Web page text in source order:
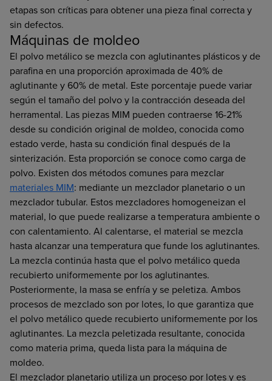
etapas son críticas para obtener una pieza final correcta y
sin defectos.
Máquinas de moldeo
El polvo metálico se mezcla con aglutinantes plásticos y de
parafina en una proporción aproximada de 40% de
aglutinante y 60% de metal. Este porcentaje puede variar
según el tamaño del polvo y la contracción deseada del
herramental. Las piezas MIM pueden contraerse 16-21%
desde su condición original de moldeo, conocida como
estado verde, hasta su condición final después de la
sinterización. Esta proporción se conoce como carga de
polvo. Existen dos métodos comunes para mezclar
materiales MIM: mediante un mezclador planetario o un
mezclador tubular. Estos mezcladores homogeneizan el
material, lo que puede realizarse a temperatura ambiente o
con calentamiento. Al calentarse, el material se mezcla
hasta alcanzar una temperatura que funde los aglutinantes.
La mezcla continúa hasta que el polvo metálico queda
recubierto uniformemente por los aglutinantes.
Posteriormente, la masa se enfría y se peletiza. Ambos
procesos de mezclado son por lotes, lo que garantiza que
el polvo metálico quede recubierto uniformemente por los
aglutinantes. La mezcla peletizada resultante, conocida
como materia prima, queda lista para la máquina de
moldeo.
El mezclador planetario utiliza un proceso por lotes y es